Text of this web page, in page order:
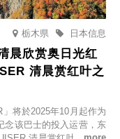
栃木県 日本信息
晨欣赏奥日光红
清晨赏红叶之
将於2025年10月起作为
念该巴士的投入运营，东